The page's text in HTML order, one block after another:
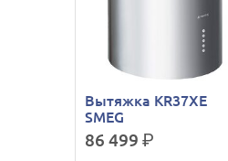
Вытяжка KR37XE
SMEG
86 499р.